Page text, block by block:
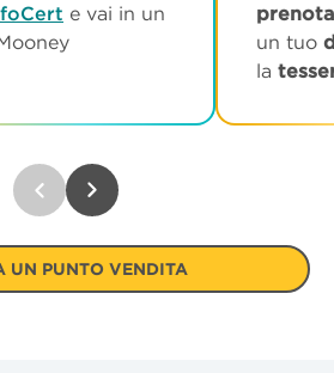
e vai in un
un tuo
la
UN PUNTO VENDITA